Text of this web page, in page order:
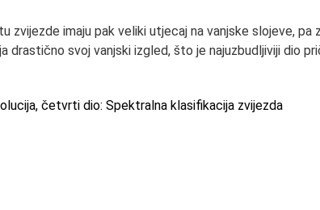
zvijezde imaju pak veliki utjecaj na vanjske slojeve,
drastično svoj vanjski izgled, što je najuzbudljiviji dio
četvrti dio: Spektralna klasifikacija zvijezda